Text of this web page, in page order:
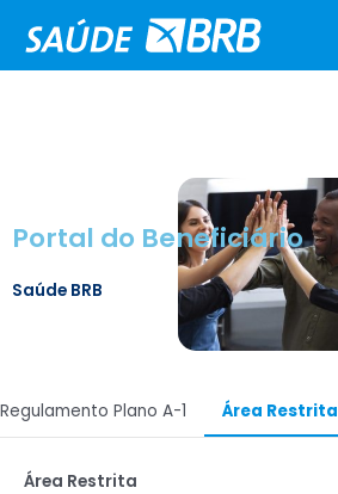
para
Portal do Beneficiário
Saúde BRB
Regulamento Plano A-1 Área Restrita
Área Restrita